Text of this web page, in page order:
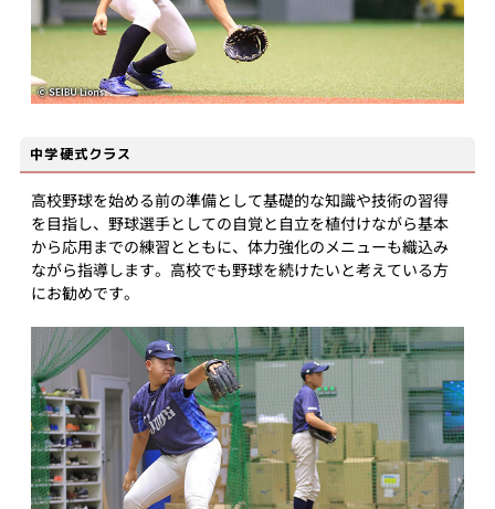
中学硬式クラス
高校野球を始める前の準備として基礎的な知識や技術の習得
を目指し、野球選手としての自覚と自立を植付けながら基本
から応用までの練習とともに、体力強化のメニューも織込み
ながら指導します。高校でも野球を続けたいと考えている方
にお勧めです。